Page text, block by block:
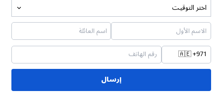
اختر التوقيت
🇦🇪+971
إرسال